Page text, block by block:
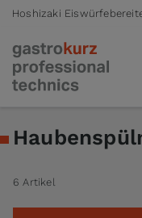
Hoshizaki
6 Artikel